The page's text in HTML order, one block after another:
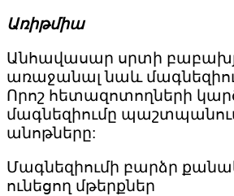
Առիթմիա
Անհավասար սրտի
առաջանալ նաև
Որոշ հետազոտողների
մագնեզիումը
անոթները:
Մագնեզիումի բարձր
ունեցող մթերքներ